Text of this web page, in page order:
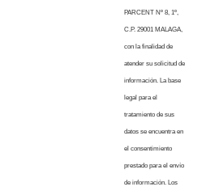
PARCENT Nº 8, 1º,
C.P. 29001 MALAGA,
con la finalidad de
atender su solicitud de
información. La base
legal para el
tratamiento de sus
datos se encuentra en
el consentimiento
prestado para el envío
de información. Los